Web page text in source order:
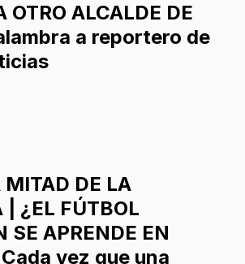
OTRO ALCALDE DE
a reportero de
MITAD DE LA
| ¿EL FÚTBOL
SE APRENDE EN
vez que una